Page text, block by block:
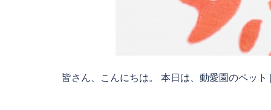
皆さん、こんにちは。 本日は、動愛園のペッ